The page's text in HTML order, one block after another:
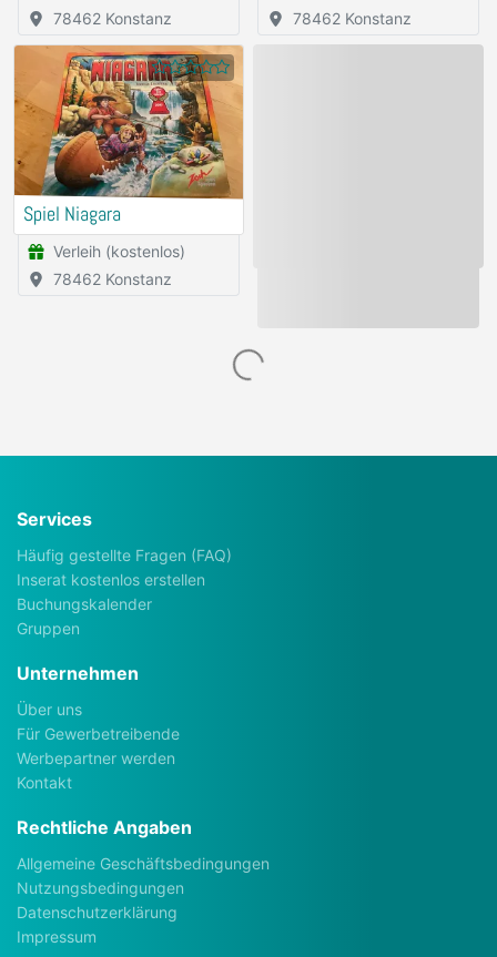
78462 Konstanz
78462 Konstanz
Spiel Niagara
Verleih (kostenlos)
78462 Konstanz
Services
Häufig gestellte Fragen (FAQ)
Inserat kostenlos erstellen
Buchungskalender
Gruppen
Unternehmen
Über uns
Für Gewerbetreibende
Werbepartner werden
Kontakt
Rechtliche Angaben
Allgemeine Geschäftsbedingungen
Nutzungsbedingungen
Datenschutzerklärung
Impressum